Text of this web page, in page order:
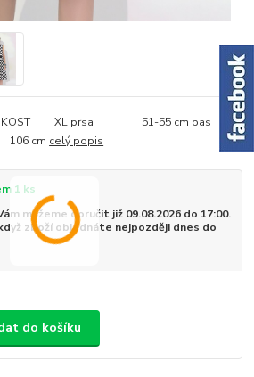
VELIKOST XL prsa 51-55 cm pas
cm celý popis
1 ks
můžeme doručit již 09.08.2026 do 17:00.
zboží objednáte nejpozději dnes do
do košíku